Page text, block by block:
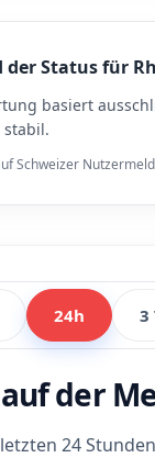
der Status für
basiert
stabil.
Schweizer
24h 3
der
24